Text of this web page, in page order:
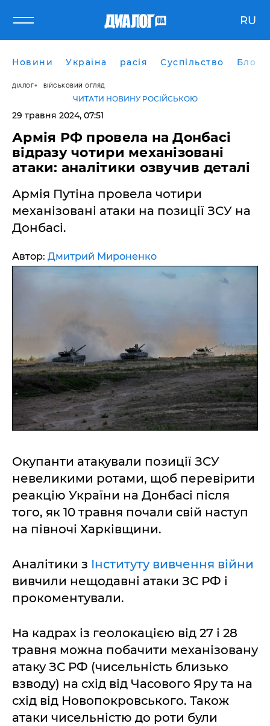
RU
Новини Україна расія Суспільство Блоги
ДІАЛОГ ВІЙСЬКОВИЙ ОГЛЯД
ЧИТАТИ НОВИНУ РОСІЙСЬКОЮ
29 травня 2024, 07:51
Армія РФ провела на Донбасі
відразу чотири механізовані
атаки: аналітики озвучив деталі
Армія Путіна провела чотири
механізовані атаки на позиції ЗСУ на
Донбасі.
Автор: Дмитрий Мироненко
Окупанти атакували позиції ЗСУ
невеликими ротами, щоб перевірити
реакцію України на Донбасі після
того, як 10 травня почали свій наступ
на півночі Харківщини.
Аналітики з Інституту вивчення війни
вивчили нещодавні атаки ЗС РФ і
прокоментували.
На кадрах із геолокацією від 27 і 28
травня можна побачити механізовану
атаку ЗС РФ (чисельність близько
взводу) на схід від Часового Яру та на
схід від Новопокровського. Також
атаки чисельністю до роти були